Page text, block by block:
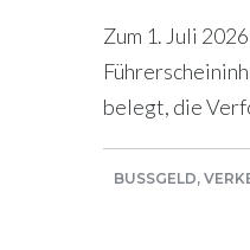
Zum 1. Juli
belegt, die
BUSSGELD ,